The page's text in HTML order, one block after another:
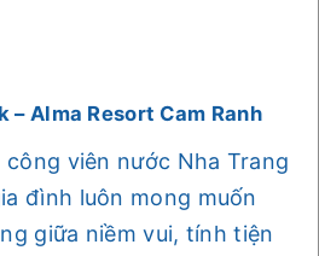
– Alma Resort Cam Ranh
viên nước Nha Trang
đình luôn mong muốn
giữa niềm vui, tính tiện